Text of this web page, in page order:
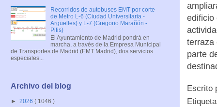
edificio
terraza
parte
Escrito
Recorridos de autobuses EMT por corte
de Metro L-6 (Ciudad Universitaria -
Argüelles) y L-7 (Gregorio Marañón -
Pitis)
El Ayuntamiento de Madrid pondrá en
marcha, a través de la Empresa Municipal
de Transportes de Madrid (EMT Madrid), dos servicios
especiales...
Archivo del blog
► 2026 ( 1046 )